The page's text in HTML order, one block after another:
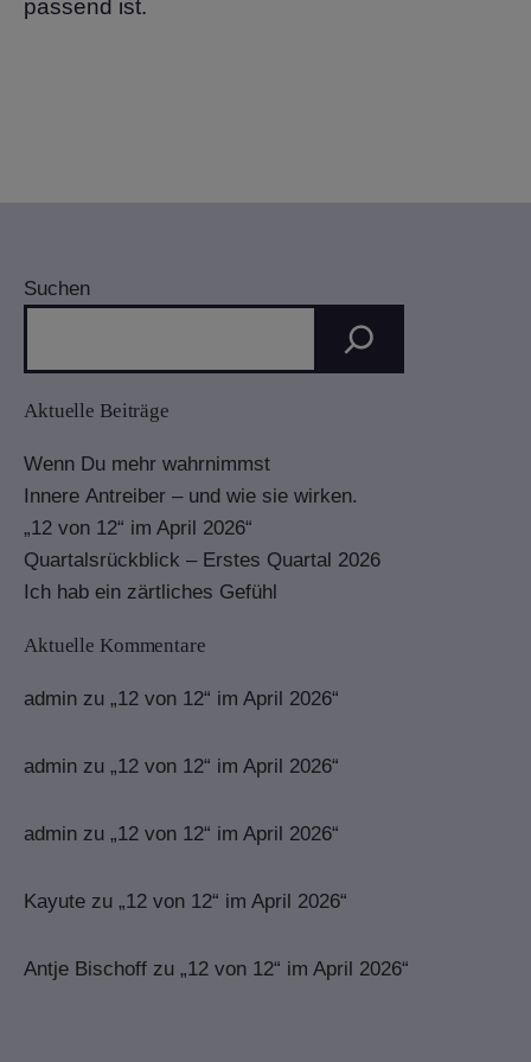
passend ist.
Suchen
Aktuelle Beiträge
Wenn Du mehr wahrnimmst
Innere Antreiber – und wie sie wirken.
„12 von 12“ im April 2026“
Quartalsrückblick – Erstes Quartal 2026
Ich hab ein zärtliches Gefühl
Aktuelle Kommentare
admin zu „12 von 12“ im April 2026“
admin zu „12 von 12“ im April 2026“
admin zu „12 von 12“ im April 2026“
Kayute zu „12 von 12“ im April 2026“
Antje Bischoff zu „12 von 12“ im April 2026“